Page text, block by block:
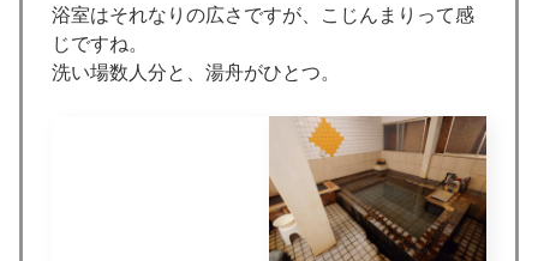
浴室はそれなりの広さですが、こじんまりって感
じですね。
洗い場数人分と、湯舟がひとつ。